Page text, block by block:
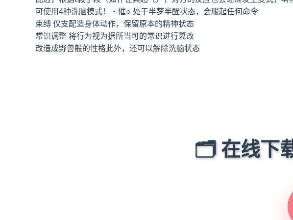
可使用4种洗脑模式！・催○ 处于半梦半醒状态，会服起任何命令
束缚 仅支配造身体动作，保留原本的精神状态
常识调整 将行为视为据所当可的常识进行篡改
改造成野兽般的性格此外，还可以解除洗脑状态
🗂️ 在线下